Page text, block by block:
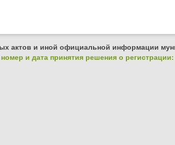
актов и иной официальной информации
и дата принятия решения о